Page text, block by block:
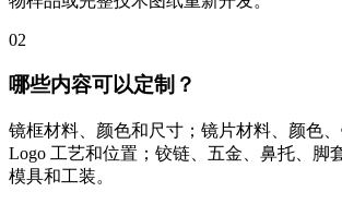
02
哪些内容可以定制？
镜框材料、颜色和尺寸；镜片材料、颜色、
Logo 工艺和位置；铰链、五金、鼻托、脚
模具和工装。